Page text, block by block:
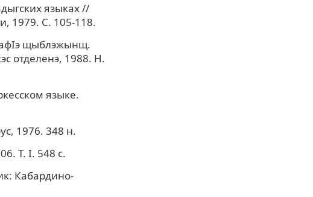
языках //
1979. С. 105-118.
щыблэжынщ.
отделенэ, 1988. Н.
языке.
1976. 348 н.
Т. I. 548 с.
Кабардино-